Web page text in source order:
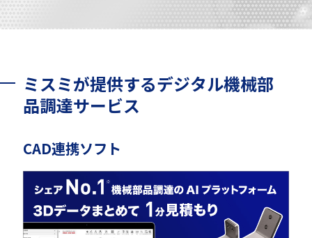
ミスミが提供するデジタル機械部
品調達サービス
CAD連携ソフト